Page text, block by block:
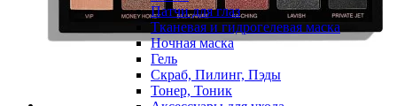
Патчи для глаз
Тканевая и гидрогелевая маска
Ночная маска
Гель
Скраб, Пилинг, Пэды
Тонер, Тоник